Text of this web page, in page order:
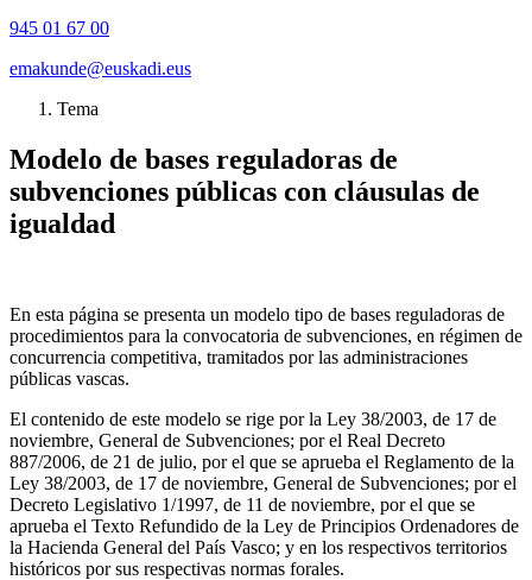
945 01 67 00
emakunde@euskadi.eus
Tema
Modelo de bases reguladoras de
subvenciones públicas con cláusulas de
igualdad
En esta página se presenta un modelo tipo de bases reguladoras de
procedimientos para la convocatoria de subvenciones, en régimen de
concurrencia competitiva, tramitados por las administraciones
públicas vascas.
El contenido de este modelo se rige por la Ley 38/2003, de 17 de
noviembre, General de Subvenciones; por el Real Decreto
887/2006, de 21 de julio, por el que se aprueba el Reglamento de la
Ley 38/2003, de 17 de noviembre, General de Subvenciones; por el
Decreto Legislativo 1/1997, de 11 de noviembre, por el que se
aprueba el Texto Refundido de la Ley de Principios Ordenadores de
la Hacienda General del País Vasco; y en los respectivos territorios
históricos por sus respectivas normas forales.